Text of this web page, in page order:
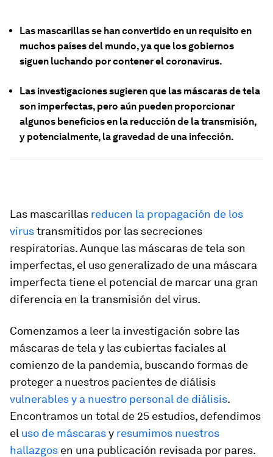
Las mascarillas se han convertido en un requisito en
muchos países del mundo, ya que los gobiernos
siguen luchando por contener el coronavirus.
Las investigaciones sugieren que las máscaras de tela
son imperfectas, pero aún pueden proporcionar
algunos beneficios en la reducción de la transmisión,
y potencialmente, la gravedad de una infección.
Las mascarillas reducen la propagación de los
virustransmitidos por las secreciones
respiratorias. Aunque las máscaras de tela son
imperfectas, el uso generalizado de una máscara
imperfecta tiene el potencial de marcar una gran
diferencia en la transmisión del virus.
Comenzamos a leer la investigación sobre las
máscaras de tela y las cubiertas faciales al
comienzo de la pandemia, buscando formas de
proteger a nuestros pacientes de diálisis
vulnerables y a nuestro personal de diálisis.
Encontramos un total de 25 estudios, defendimos
el uso de máscarasy resumimos nuestros
hallazgos en una publicación revisada por pares.